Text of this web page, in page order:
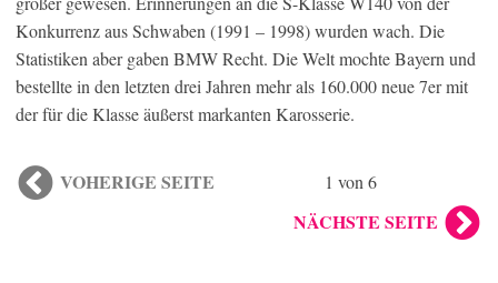
Konkurrenz aus Schwaben (1991 – 1998) wurden wach. Die
Statistiken aber gaben BMW Recht. Die Welt mochte Bayern und
bestellte in den letzten drei Jahren mehr als 160.000 neue 7er mit
der für die Klasse äußerst markanten Karosserie.
VOHERIGE SEITE 1 von 6
NÄCHSTE SEITE